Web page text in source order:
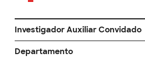
Investigador Auxiliar Convidado
Departamento